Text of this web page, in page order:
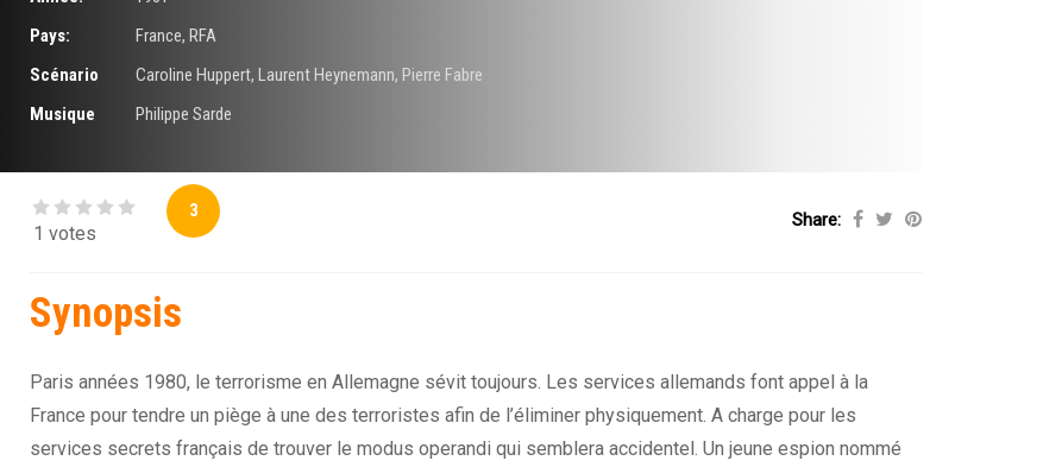
Pays:
France, RFA
Scénario
Caroline Huppert, Laurent Heynemann, Pierre Fabre
Musique
Philippe Sarde
1 votes
3 Share:
Synopsis
Paris années 1980, le terrorisme en Allemagne sévit toujours. Les services allemands font appel à la
France pour tendre un piège à une des terroristes afin de l’éliminer physiquement. A charge pour les
services secrets français de trouver le modus operandi qui semblera accidentel. Un jeune espion nommé